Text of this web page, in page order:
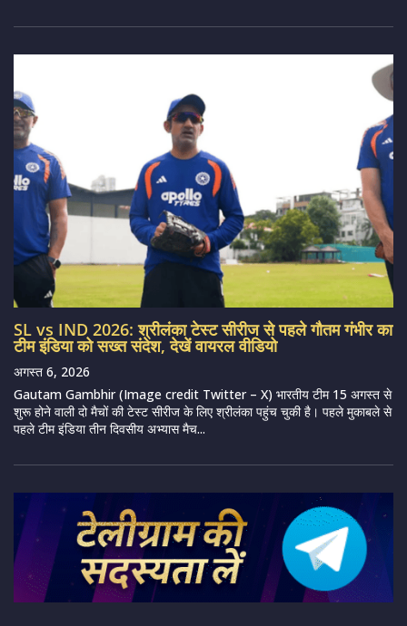
SL vs IND 2026: श्रीलंका टेस्ट सीरीज से पहले गौतम गंभीर का
टीम इंडिया को सख्त संदेश, देखें वायरल वीडियो
अगस्त 6, 2026
Gautam Gambhir (Image credit Twitter – X) भारतीय टीम 15 अगस्त से
शुरू होने वाली दो मैचों की टेस्ट सीरीज के लिए श्रीलंका पहुंच चुकी है। पहले मुकाबले से
पहले टीम इंडिया तीन दिवसीय अभ्यास मैच...